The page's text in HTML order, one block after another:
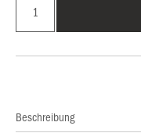
Beschreibung